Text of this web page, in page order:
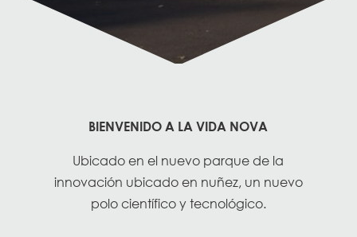
BIENVENIDO A LA VIDA NOVA
Ubicado en el nuevo parque de la
innovación ubicado en nuñez, un nuevo
polo científico y tecnológico.